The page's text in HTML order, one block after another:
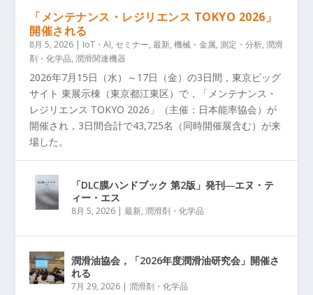
「メンテナンス・レジリエンス TOKYO 2026」
開催される
8月 5, 2026 | IoT・AI, セミナー,最新,機械・金属,測定・分析,潤滑
剤・化学品,潤滑関連機器
2026年7月15日（水）～17日（金）の3日間，東京ビッグ
サイト 東展示棟（東京都江東区）で，「メンテナンス・
レジリエンス TOKYO 2026」（主催：日本能率協会）が
開催され，3日間合計で43,725名（同時開催展含む）が来
場した。
「DLC膜ハンドブック 第2版」発刊―エヌ・テ
ィー・エス
8月 5, 2026 |最新,潤滑剤・化学品
潤滑油協会，「2026年度潤滑油研究会」開催さ
れる
7月 29, 2026 |潤滑剤・化学品